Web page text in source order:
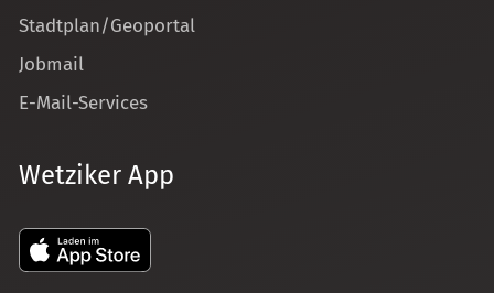
Stadtplan/Geoportal
Jobmail
E-Mail-Services
Wetziker App